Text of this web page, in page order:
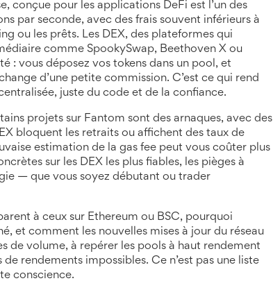
conçue pour les applications DeFi est l’un des
par seconde, avec des frais souvent inférieurs à
ou les prêts. Les DEX, des plateformes qui
comme SpookySwap, Beethoven X ou
: vous déposez vos tokens dans un pool, et
d’une petite commission. C’est ce qui rend
juste du code et de la confiance.
projets sur Fantom sont des arnaques, avec des
bloquent les retraits ou affichent des taux de
estimation de la gas fee peut vous coûter plus
sur les DEX les plus fiables, les pièges à
— que vous soyez débutant ou trader
à ceux sur Ethereum ou BSC, pourquoi
et comment les nouvelles mises à jour du réseau
de volume, à repérer les pools à haut rendement
rendements impossibles. Ce n’est pas une liste
conscience.